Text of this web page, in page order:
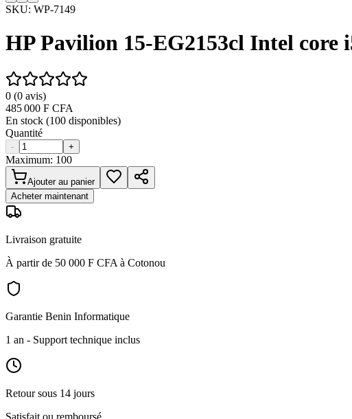
SKU: WP-7149
HP Pavilion 15-EG2153cl Intel core
0 (0 avis)
485 000 F CFA
En stock (100 disponibles)
Quantité
- +
Maximum: 100
Ajouter au panier
Acheter maintenant
Livraison gratuite
À partir de 50 000 F CFA à Cotonou
Garantie Benin Informatique
1 an - Support technique inclus
Retour sous 14 jours
Satisfait ou remboursé